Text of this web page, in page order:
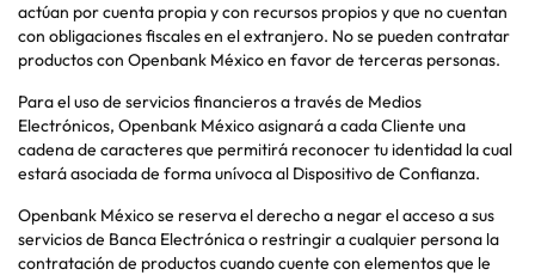
actúan por cuenta propia y con recursos propios y que no cuentan
con obligaciones fiscales en el extranjero. No se pueden contratar
productos con Openbank México en favor de terceras personas.
Para el uso de servicios financieros a través de Medios
Electrónicos, Openbank México asignará a cada Cliente una
cadena de caracteres que permitirá reconocer tu identidad la cual
estará asociada de forma unívoca al Dispositivo de Confianza.
Openbank México se reserva el derecho a negar el acceso a sus
servicios de Banca Electrónica o restringir a cualquier persona la
contratación de productos cuando cuente con elementos que le